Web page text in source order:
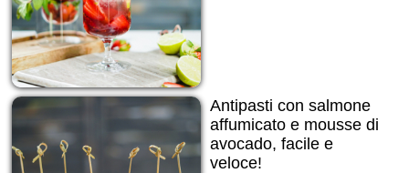
Antipasti con salmone
affumicato e mousse di
avocado, facile e
veloce!